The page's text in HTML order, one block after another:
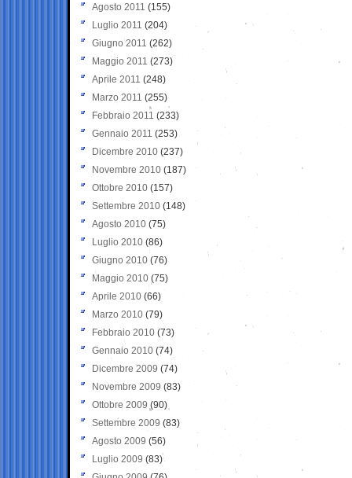
Agosto 2011 (155)
Luglio 2011 (204)
Giugno 2011 (262)
Maggio 2011 (273)
Aprile 2011 (248)
Marzo 2011 (255)
Febbraio 2011 (233)
Gennaio 2011 (253)
Dicembre 2010 (237)
Novembre 2010 (187)
Ottobre 2010 (157)
Settembre 2010 (148)
Agosto 2010 (75)
Luglio 2010 (86)
Giugno 2010 (76)
Maggio 2010 (75)
Aprile 2010 (66)
Marzo 2010 (79)
Febbraio 2010 (73)
Gennaio 2010 (74)
Dicembre 2009 (74)
Novembre 2009 (83)
Ottobre 2009 (90)
Settembre 2009 (83)
Agosto 2009 (56)
Luglio 2009 (83)